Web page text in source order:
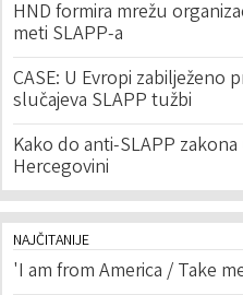
HND formira mrežu
meti SLAPP-a
CASE: U Evropi zabilježeno
slučajeva SLAPP tužbi
Kako do anti-SLAPP
Hercegovini
NAJČITANIJE
'I am from America / Take